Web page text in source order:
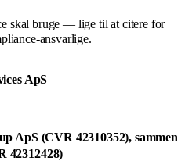
skal bruge — lige til at citere for
ansvarlige.
ApS
ApS (CVR 42310352), sammen
42312428)